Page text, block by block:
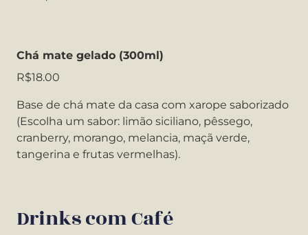
Chá mate gelado (300ml)
R$18.00
Base de chá mate da casa com xarope saborizado
(Escolha um sabor: limão siciliano, pêssego,
cranberry, morango, melancia, maçã verde,
tangerina e frutas vermelhas).
Drinks com Café